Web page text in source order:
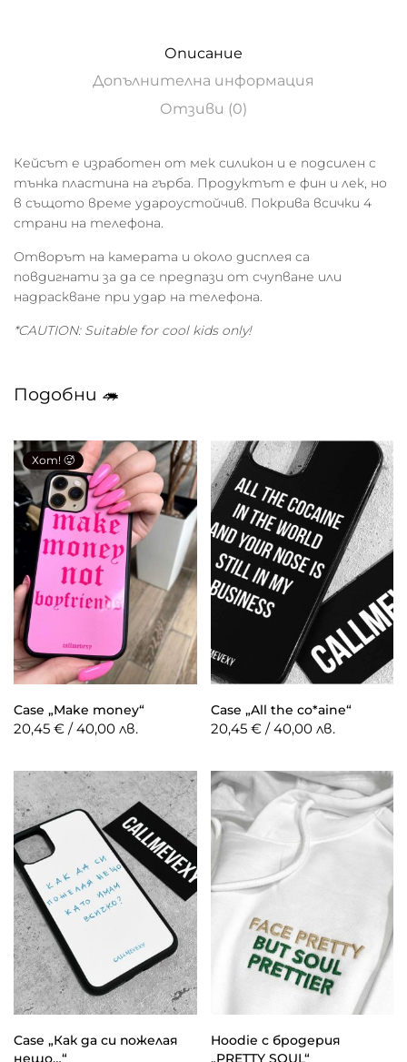
Описание
Допълнителна информация
Отзиви (0)
Кейсът е изработен от мек силикон и е подсилен с
тънка пластина на гърба. Продуктът е фин и лек, но
в същото време удароустойчив. Покрива всички 4
страни на телефона.
Отворът на камерата и около дисплея са
повдигнати за да се предпази от счупване или
надраскване при удар на телефона.
*CAUTION: Suitable for cool kids only!
Подобни 🦔
Хот! 🥵
Case „Make money“
20,45 € / 40,00 лв.
Case „All the co*aine“
20,45 € / 40,00 лв.
Case „Как да си пожелая
нещо…“
Hoodie с бродерия
„PRETTY SOUL“